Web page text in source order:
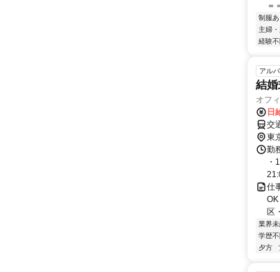
＝
制服あ
主婦
経験不
アル
結
オフ
日
交
東
勤
・
仕
OK
区
業界
学歴不
夕方